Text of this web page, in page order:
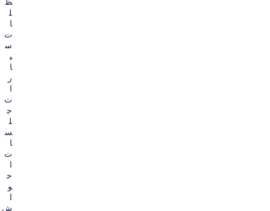
ظ
ل
ا
ت
س
ي
ا
ر
ا
ت
ج
ل
س
ا
ت
ا
ح
و
ا
ش